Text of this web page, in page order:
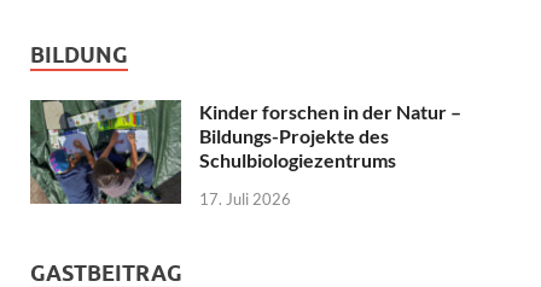
BILDUNG
Kinder forschen in der Natur –
Bildungs-Projekte des
Schulbiologiezentrums
17. Juli 2026
GASTBEITRAG